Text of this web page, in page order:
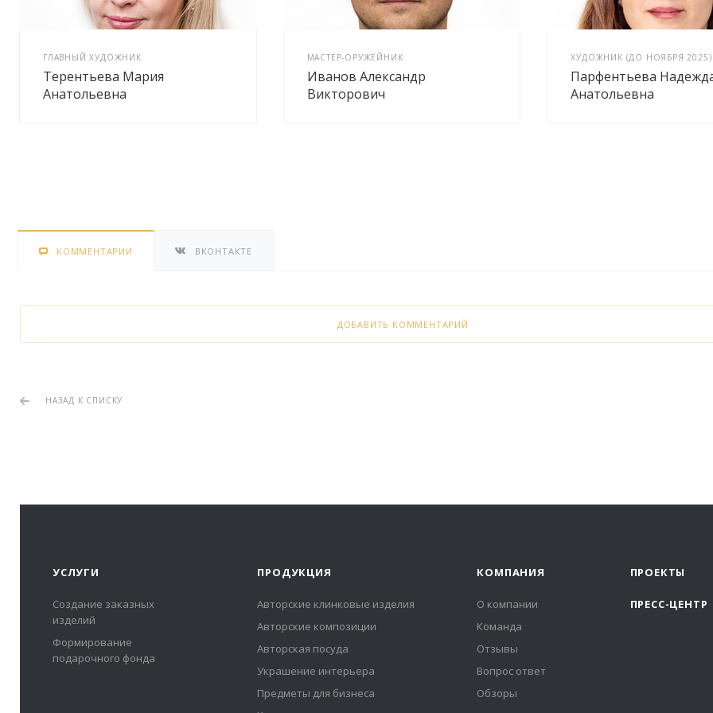
ГЛАВНЫЙ ХУДОЖНИК
Терентьева Мария
Анатольевна
МАСТЕР-ОРУЖЕЙНИК
Иванов Александр
Викторович
ХУДОЖНИК (ДО НОЯБРЯ 2025)
Парфентьева
Анатольевна
КОММЕНТАРИИ ВКОНТАКТЕ
ДОБАВИТЬ КОММЕНТАРИЙ
НАЗАД К СПИСКУ
УСЛУГИ
Создание заказных
изделий
Формирование
подарочного фонда
ПРОДУКЦИЯ
Авторские клинковые изделия
Авторские композиции
Авторская посуда
Украшение интерьера
Предметы для бизнеса
КОМПАНИЯ
О компании
Команда
Отзывы
Вопрос ответ
Обзоры
ПРОЕКТЫ
ПРЕСС-ЦЕНТР